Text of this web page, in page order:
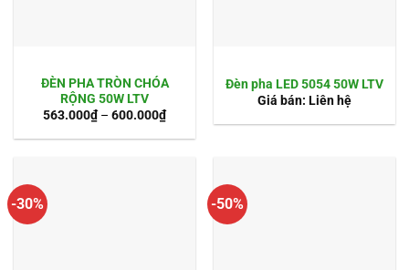
ĐÈN PHA TRÒN CHÓA
RỘNG 50W LTV
563.000₫– 600.000₫
Đèn pha LED 5054 50W LTV
Giá bán: Liên hệ
-30% -50%